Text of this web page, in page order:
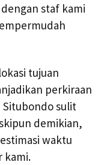
staf kami
tujuan
perkiraan
Situbondo sulit
demikian,
waktu
kami.